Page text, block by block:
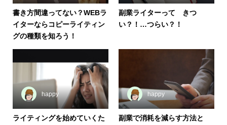
書き方間違ってない？WEBラ
イターならコピーライティン
グの種類を知ろう！
副業ライターって きつ
い？！…つらい？！
happy
ライティングを始めていくた
happy
副業で消耗を減らす方法と